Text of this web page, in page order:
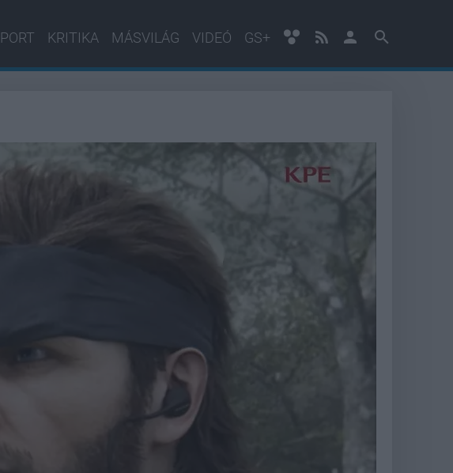
KRITIKA MÁSVILÁG VIDEÓ GS+